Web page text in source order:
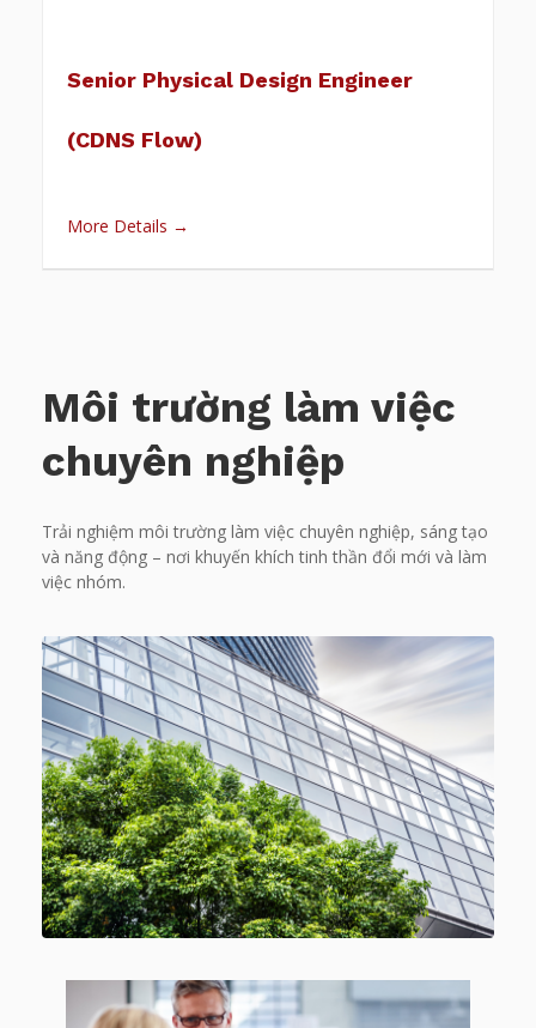
Senior Physical Design Engineer
(CDNS Flow)
More Details
Môi trường làm việc
chuyên nghiệp
Trải nghiệm môi trường làm việc chuyên nghiệp, sáng tạo
và năng động – nơi khuyến khích tinh thần đổi mới và làm
việc nhóm.